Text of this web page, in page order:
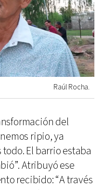
Raúl Rocha.
del
ripio, ya
El barrio estaba
Atribuyó ese
recibido: “A través